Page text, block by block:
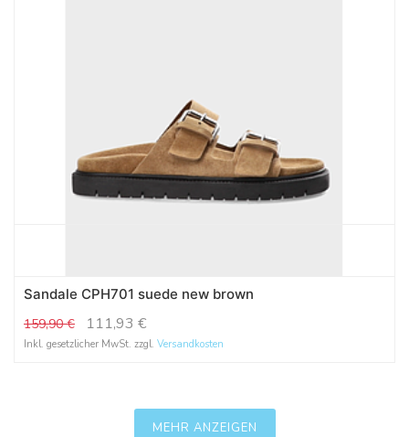
Sandale CPH701 suede new brown
159,90€ 111,93 €
Inkl. gesetzlicher MwSt. zzgl. Versandkosten
MEHR ANZEIGEN